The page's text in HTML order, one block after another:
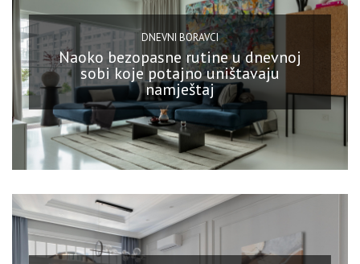
DNEVNI BORAVCI
Naoko bezopasne rutine u dnevnoj
sobi koje potajno uništavaju
namještaj